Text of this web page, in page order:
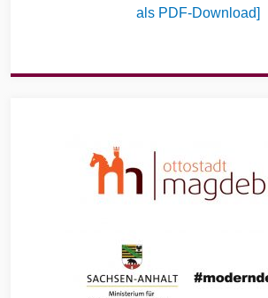
als PDF-Download]